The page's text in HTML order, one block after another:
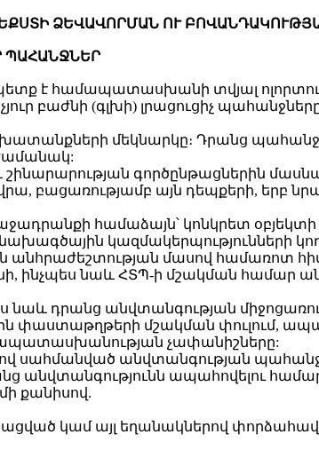
ՁԵՎԱՎՈՐՄԱՆ ՈՒ
ՊԱՀԱՆՋՆԵՐ
է համապատասխանի տվյալ
բաժնի (գլխի) լրացուցիչ
մեկնարկը։ Դրանց
գործընթացներին
բացառությամբ այն դեպքերի, երբ
համաձայն՝ կոնկրետ
կազմակերպությունների
մասով համառոտ
ինչպես նաև ՀՏՊ-ի մշակման համար
նաև դրանց անվտանգության
փաստաթղթերի մշակման փուլում,
չափանիշները:
անվտանգության
անվտանգությունն ապահովելու
քանիսով.
կամ այլ եղանակներով